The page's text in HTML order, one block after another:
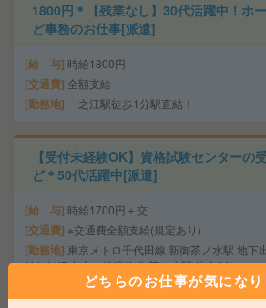
1800円＊【残業なし】30代活躍中！ホ
ど事務のお仕事[派遣]
給 与 時給1800円
交通費 全額支給
勤務地 一之江駅徒歩1分駅直結！
【受付未経験OK】資格試験センターの
ど＊50代活躍中[派遣]
給 与 時給1700円＋交
交通費 ※交通費全額支給(規定あり)
勤務地 東京メトロ千代田線 新御茶ノ水駅 地下
結1分/JR中央・総武線 御茶ノ水駅 徒歩2分
どちらのお仕事が気になり